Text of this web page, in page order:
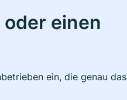
einen
ein, die genau das